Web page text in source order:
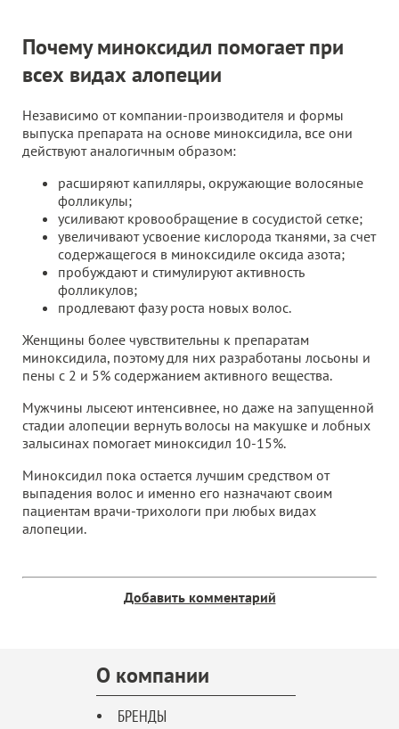
Почему миноксидил помогает при
всех видах алопеции
Независимо от компании-производителя и формы
выпуска препарата на основе миноксидила, все они
действуют аналогичным образом:
расширяют капилляры, окружающие волосяные
фолликулы;
усиливают кровообращение в сосудистой сетке;
увеличивают усвоение кислорода тканями, за счет
содержащегося в миноксидиле оксида азота;
пробуждают и стимулируют активность
фолликулов;
продлевают фазу роста новых волос.
Женщины более чувствительны к препаратам
миноксидила, поэтому для них разработаны лосьоны и
пены с 2 и 5% содержанием активного вещества.
Мужчины лысеют интенсивнее, но даже на запущенной
стадии алопеции вернуть волосы на макушке и лобных
залысинах помогает миноксидил 10-15%.
Миноксидил пока остается лучшим средством от
выпадения волос и именно его назначают своим
пациентам врачи-трихологи при любых видах
алопеции.
Добавить комментарий
О компании
БРЕНДЫ